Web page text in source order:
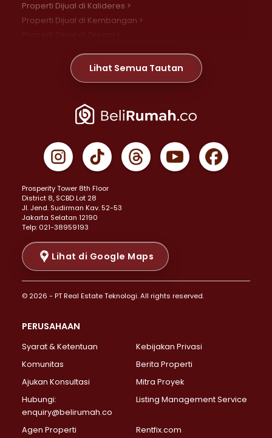
Properti Dijual di Kalideres >
Properti Dijual di Kembangan >
Properti Dijual di Meruya >
Properti Dijual di Jelambar >
Properti Dijual di Jakarta Pusat >
Properti Dijual di Gambir >
Properti Dijual di Johar Baru >
Properti Dijual di Menteng >
Properti Dijual di Senen >
Properti Dijual di Tanah Abang >
Properti Dijual di Cikini >
Properti Dijual di Kramat >
Properti Dijual di Pasar Baru >
Properti Dijual di Bendungan Hilir >
Properti Dijual di Jakarta Selatan >
Properti Dijual di Lebak Bulus >
Properti Dijual di Gandaria Selatan >
Properti Dijual di Pondok Labu >
Properti Dijual di Lenteng Agung >
Properti Dijual di Senayan >
Properti Dijual di Pondok Pinang >
Lihat Semua Tautan
Prosperity Tower 8th Floor
District 8, SCBD Lot 28
JI. Jend. Sudirman Kav. 52-53
Jakarta Selatan 12190
Telp: 021-38959193
Lihat di Google Maps
© 2026 - PT Real Estate Teknologi. All rights reserved.
PERUSAHAAN
Syarat & Ketentuan
Kebijakan Privasi
Komunitas
Berita Properti
Ajukan Konsultasi
Mitra Proyek
Hubungi:
enquiry@belirumah.co
Listing Management Service
Agen Properti Rentfix.com